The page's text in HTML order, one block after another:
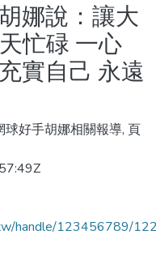
娜說：讓大
忙碌 一心
實自己 永遠
球好手胡娜相關報導, 頁
handle/123456789/